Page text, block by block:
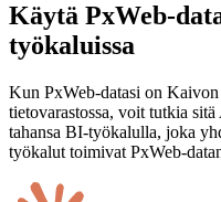
Käytä PxWeb-
työkaluissa
Kun PxWeb-datasi on
tietovarastossa, voit tutkia
tahansa BI-työkalulla, joka
työkalut toimivat PxWeb-